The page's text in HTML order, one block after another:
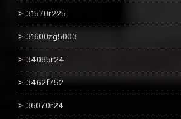
31570r225
31600zg5003
34085r24
3462f752
36070r24